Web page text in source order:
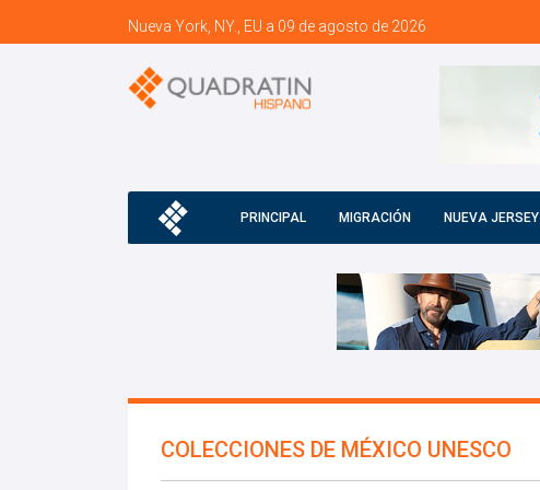
Nueva York, NY., EU a 09 de agosto de 2026
PRINCIPAL MIGRACIÓN NUEVA JERSEY
COLECCIONES DE MÉXICO UNESCO